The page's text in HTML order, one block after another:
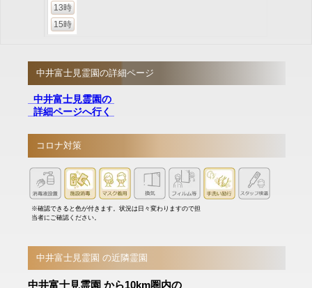
13時
15時
中井富士見霊園の詳細ページ
中井富士見霊園の
詳細ページへ行く
コロナ対策
※確認できると色が付きます。状況は日々変わりますので担
当者にご確認ください。
中井富士見霊園 の近隣霊園
中井富士見霊園 から10km圏内の